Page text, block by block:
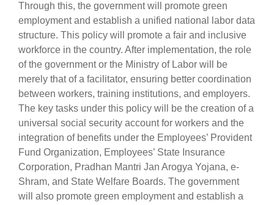
Through this, the government will promote green
employment and establish a unified national labor data
structure. This policy will promote a fair and inclusive
workforce in the country. After implementation, the role
of the government or the Ministry of Labor will be
merely that of a facilitator, ensuring better coordination
between workers, training institutions, and employers.
The key tasks under this policy will be the creation of a
universal social security account for workers and the
integration of benefits under the Employees’ Provident
Fund Organization, Employees’ State Insurance
Corporation, Pradhan Mantri Jan Arogya Yojana, e-
Shram, and State Welfare Boards. The government
will also promote green employment and establish a